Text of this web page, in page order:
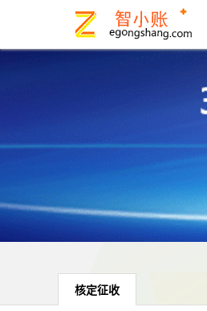
核定征收